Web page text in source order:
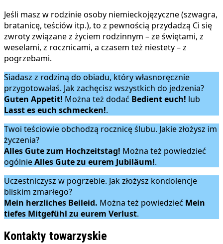
Jeśli masz w rodzinie osoby niemieckojęzyczne (szwagra,
bratanicę, teściów itp.), to z pewnością przydadzą Ci się
zwroty związane z życiem rodzinnym – ze świętami, z
weselami, z rocznicami, a czasem też niestety – z
pogrzebami.
Siadasz z rodziną do obiadu, który własnoręcznie
przygotowałaś. Jak zachęcisz wszystkich do jedzenia?
Guten Appetit! Można też dodać Bedient euch! lub
Lasst es euch schmecken!.
Twoi teściowie obchodzą rocznicę ślubu. Jakie złożysz im
życzenia?
Alles Gute zum Hochzeitstag! Można też powiedzieć
ogólnieAlles Gute zu eurem Jubiläum!.
Uczestniczysz w pogrzebie. Jak złożysz kondolencje
bliskim zmarłego?
Mein herzliches Beileid. Można też powiedzieć Mein
tiefes Mitgefühl zu eurem Verlust.
Kontakty towarzyskie